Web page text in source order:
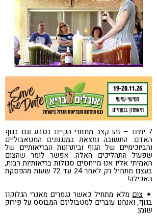
7 ימים – זהו קצב מחזורי הקיים בטבע וגם בגוף
האדם. התשובה נמצאת במנגנונים המטאבוליים
והביוכימיים של הגוף וביתרונות הבריאותיים של
שפעול התהליכים האלה. אפשר לומר שהצום
האמיתי אליו אנו מייחסים סגולות בריאותיות רבות,
בעצם מתחיל רק לאחר 24 עד 72 שעות מהפסקת
האכילה!
✦ צום מלא מתחיל כאשר נגמרים מאגרי הגלוקוז
בגוף, ואנחנו עוברים למטבוליזם המבוסס על פירוק
שומן.